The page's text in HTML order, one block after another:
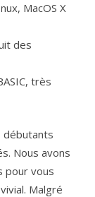
MacOS X
des
très
débutants
Nous avons
pour vous
Malgré